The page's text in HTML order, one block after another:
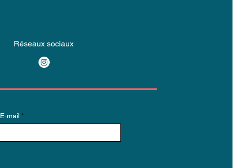
Réseaux sociaux
E-mail